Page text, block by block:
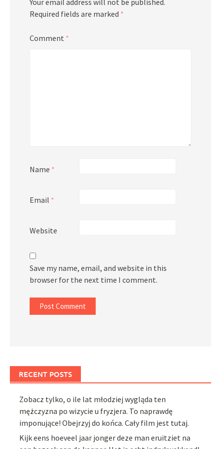
Required fields are marked *
Comment *
Name *
Email *
Website
Save my name, email, and website in this
browser for the next time I comment.
RECENT POSTS
Zobacz tylko, o ile lat młodziej wygląda ten
mężczyzna po wizycie u fryzjera. To naprawdę
imponujące! Obejrzyj do końca. Cały film jest tutaj.
Kijk eens hoeveel jaar jonger deze man eruitziet na